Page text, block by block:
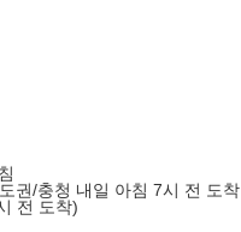
권/충청 내일 아침 7시 전 도착
전 도착)